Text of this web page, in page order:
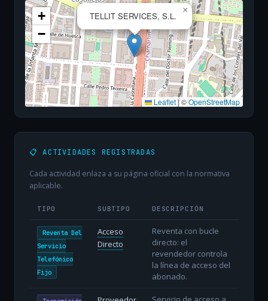
TELLIT SERVICES, S.L.
×
+
−
Leaflet|©OpenStreetMap
📋 ACTIVIDADES REGISTRADAS
Cada actividad enlaza a su página oficial con la normativa
aplicable.
TIPO SUBTIPO DESCRIPCIÓN
Reventa Del
Servicio
Telefónico
Fijo
Acceso
Directo
Reventa con bucle
directo: el
revendedor controla
la línea de acceso del
abonado.